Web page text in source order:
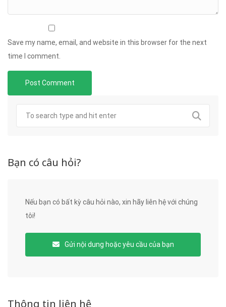
Save my name, email, and website in this browser for the next
time I comment.
Bạn có câu hỏi?
Nếu bạn có bất kỳ câu hỏi nào, xin hãy liên hệ với chúng
tôi!
Gửi nội dung hoặc yêu cầu của bạn
Thông tin liên hệ